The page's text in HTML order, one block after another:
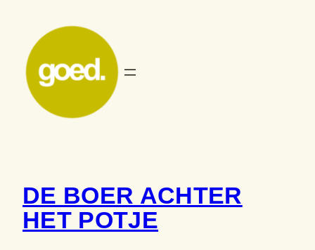
inhoud
DE BOER ACHTER
HET POTJE